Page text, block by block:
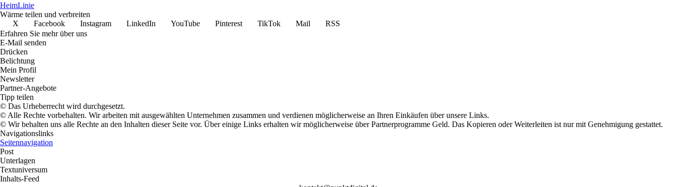
HeimLinie
Wärme teilen und verbreiten
X
Facebook Instagram LinkedIn YouTube Pinterest TikTok Mail
RSS
Erfahren Sie mehr über uns
E-Mail senden
Drücken
Belichtung
Mein Profil
Newsletter
Partner-Angebote
Tipp teilen
© Das Urheberrecht wird durchgesetzt.
© Alle Rechte vorbehalten. Wir arbeiten mit ausgewählten Unternehmen zusammen und verdienen möglicherweise an Ihren Einkäufen über unsere Links.
© Wir behalten uns alle Rechte an den Inhalten dieser Seite vor. Über einige Links erhalten wir möglicherweise über Partnerprogramme Geld. Das Kopieren oder Weiterleiten ist nur mit Genehmigung gestattet.
Navigationslinks
Seitennavigation
Post
Unterlagen
Textuniversum
Inhalts-Feed